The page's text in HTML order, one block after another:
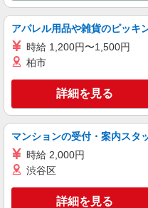
く
キープ
ケーズデンキ イオンタウン稲
携帯電話販
時給1,600円 ★年1回、昇給・
賞与あり
キープ
アパレル用品や雑貨のピッキ
時給 1,200円〜1,500円
柏市
詳細を見る
マンションの受付・案内スタ
時給 2,000円
渋谷区
詳細を見る